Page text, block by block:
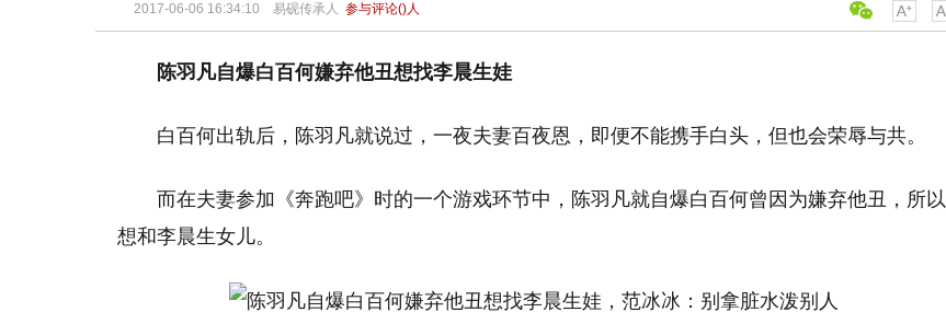
2017-06-06 16:34:10 易砚传承人 参与评论()人
陈羽凡自爆白百何嫌弃他丑想找李晨生娃
白百何出轨后，陈羽凡就说过，一夜夫妻百夜恩，即便不能携手白头，但也会荣辱与共。
而在夫妻参加《奔跑吧》时的一个游戏环节中，陈羽凡就自爆白百何曾因为嫌弃他丑，所以
想和李晨生女儿。